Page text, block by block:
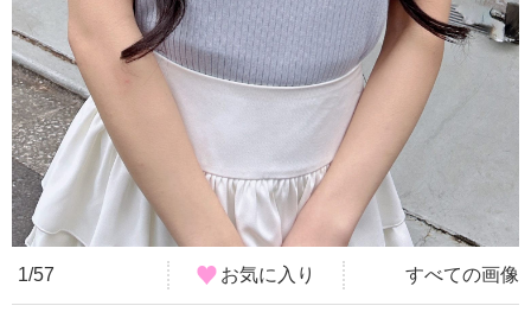
1/57 お気に入り すべての画像